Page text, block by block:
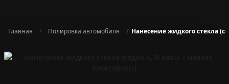
Главная Полировка автомобиля Нанесение жидкого стекла